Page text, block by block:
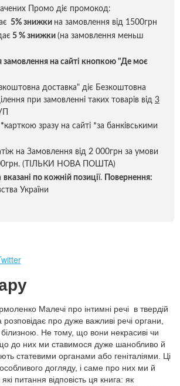
Промо діє промокод:
5% знижки на замовлення від 1500грн
5 % знижки (на замовлення меньш
замовлення на сайті кнопкою "Де моє
доставка" діє Безкоштовна
при замовленні таких товарів від 3
*карткою зразу на сайті *за банківськими
на Замовлення від 2 000грн за умови
(ТІЛЬКИ НОВА ПОШТА)
вказані по кожній позиції.
Повернення:
України
Малечі про інтимні речі в твердій
про дуже важливі речі органи,
Не тому, що вони некрасиві чи
до них ми ставимося дуже шанобливо й
статевими органами або геніталіями. Ці
догляду, і саме про них ми й
питання відповість ця книга: як